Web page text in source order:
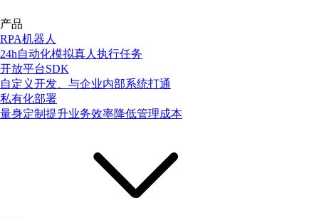
产品
RPA机器人
24h自动化模拟真人执行任务
开放平台SDK
自定义开发、与企业内部系统打通
私有化部署
量身定制提升业务效率降低管理成本